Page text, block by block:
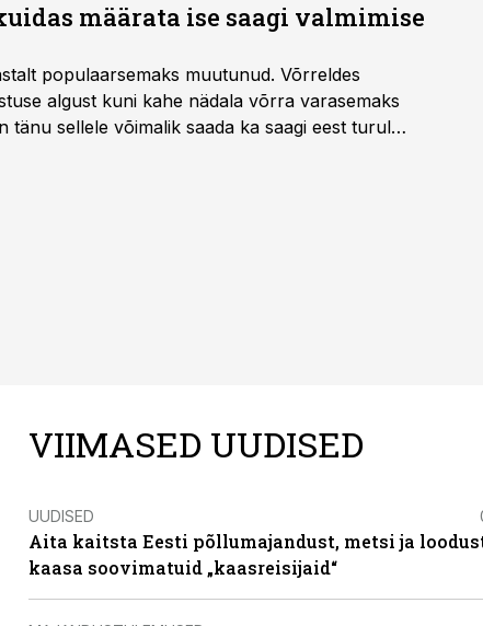
määrata ise saagi valmimise
populaarsemaks muutunud. Võrreldes
algust kuni kahe nädala võrra varasemaks
sellele võimalik saada ka saagi eest turul
VIIMASED UUDISED
UUDISED
Aita kaitsta Eesti põllumajandust, metsi ja
kaasa soovimatuid „kaasreisijaid“